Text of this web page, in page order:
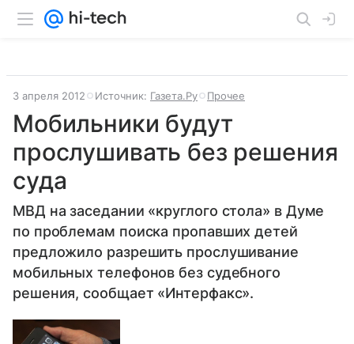
3 апреля 2012 Источник: Газета.Ру Прочее
Мобильники будут
прослушивать без решения
суда
МВД на заседании «круглого стола» в Думе
по проблемам поиска пропавших детей
предложило разрешить прослушивание
мобильных телефонов без судебного
решения, сообщает «Интерфакс».